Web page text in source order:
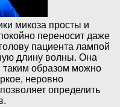
микоза просты и
переносит даже
пациента лампой
длину волны. Она
таким образом можно
неровно
определить